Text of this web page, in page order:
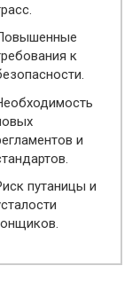
к
и
путаницы и